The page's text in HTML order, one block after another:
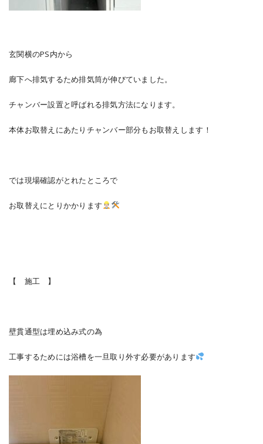
玄関横のPS内から
廊下へ排気するため排気筒が伸びていました。
チャンバー設置と呼ばれる排気方法になります。
本体お取替えにあたりチャンバー部分もお取替えします！
では現場確認がとれたところで
お取替えにとりかかります
【 施工 】
壁貫通型は埋め込み式の為
工事するためには浴槽を一旦取り外す必要があります